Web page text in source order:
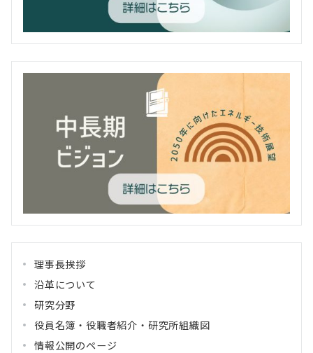
理事長挨拶
沿革について
研究分野
役員名簿・役職者紹介・研究所組織図
情報公開のページ